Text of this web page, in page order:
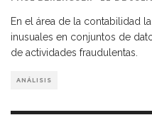
En el área de la contabilidad
inusuales en conjuntos de
de actividades fraudulentas.
ANÁLISIS